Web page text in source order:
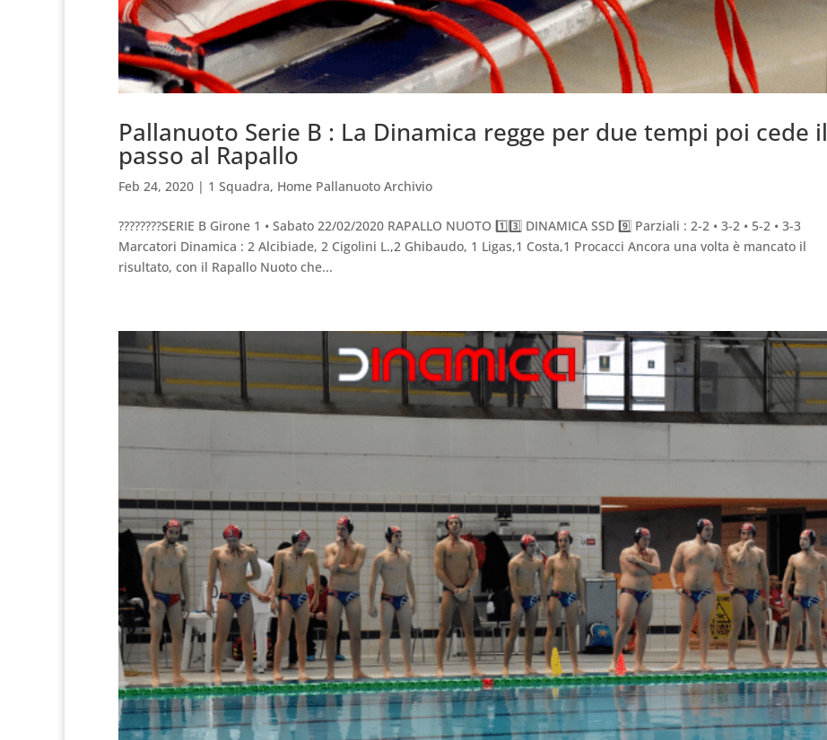
Pallanuoto Serie B : La Dinamica regge per due tempi poi cede il
passo al Rapallo
Feb 24, 2020 | 1 Squadra, Home Pallanuoto Archivio
????????SERIE B Girone 1 • Sabato 22/02/2020 RAPALLO NUOTO 1️⃣3️⃣ DINAMICA SSD 9️⃣ Parziali : 2-2 • 3-2 • 5-2 • 3-3
Marcatori Dinamica : 2 Alcibiade, 2 Cigolini L.,2 Ghibaudo, 1 Ligas,1 Costa,1 Procacci Ancora una volta è mancato il
risultato, con il Rapallo Nuoto che...